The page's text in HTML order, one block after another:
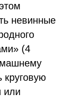
невинные
(4
круговую
или